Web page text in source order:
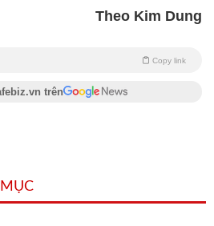
Theo Kim Dung
Copy link
trên